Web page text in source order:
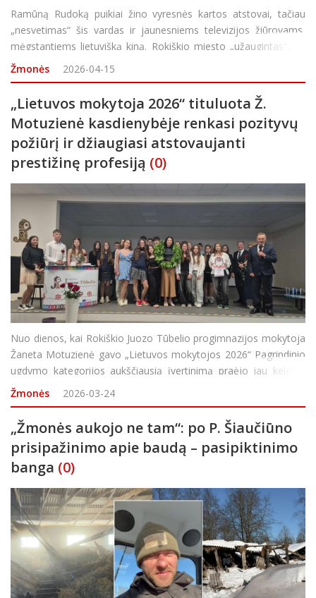
Ramūną Rudoką puikiai žino vyresnės kartos atstovai, tačiau
„nesvetimas“ šis vardas ir jaunesniems televizijos žiūrovams,
mėgstantiems lietuvišką kiną. Rokiškio miesto „užaugintas“, ne
vieną dešimtmetį garsus Lietuvos kino režisierius, aktorius, te
Žmonės 2026-04-15
„Lietuvos mokytoja 2026“ tituluota Ž.
Motuzienė kasdienybėje renkasi pozityvų
požiūrį ir džiaugiasi atstovaujanti
prestižinę profesiją (0)
Nuo dienos, kai Rokiškio Juozo Tūbelio progimnazijos mokytoja
Žaneta Motuzienė gavo „Lietuvos mokytojos 2026“ Pagrindinio
ugdymo kategorijos aukščiausią įvertinimą praėjo jau keletas
savaičių. Visgi būtent laikas, anot pedagogės, suteikia galimybę
gautą apdovanojimą įvertin
Žmonės 2026-03-24
„Žmonės aukojo ne tam“: po P. Šiaučiūno
prisipažinimo apie baudą – pasipiktinimo
banga (0)